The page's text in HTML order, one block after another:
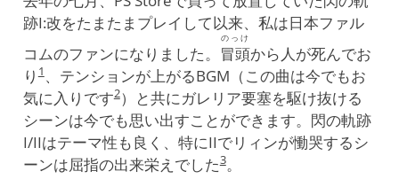
跡I:改をたまたまプレイして以来、私は日本ファル
コムのファンになりました。 冒頭
のっけ
から人が死んでお
り1、テンションが上がるBGM（この曲は今でもお
気に入りです2）と共にガレリア要塞を駆け抜ける
シーンは今でも思い出すことができます。閃の軌跡
I/IIはテーマ性も良く、特にIIでリィンが慟哭するシ
ーンは屈指の出来栄えでした3。